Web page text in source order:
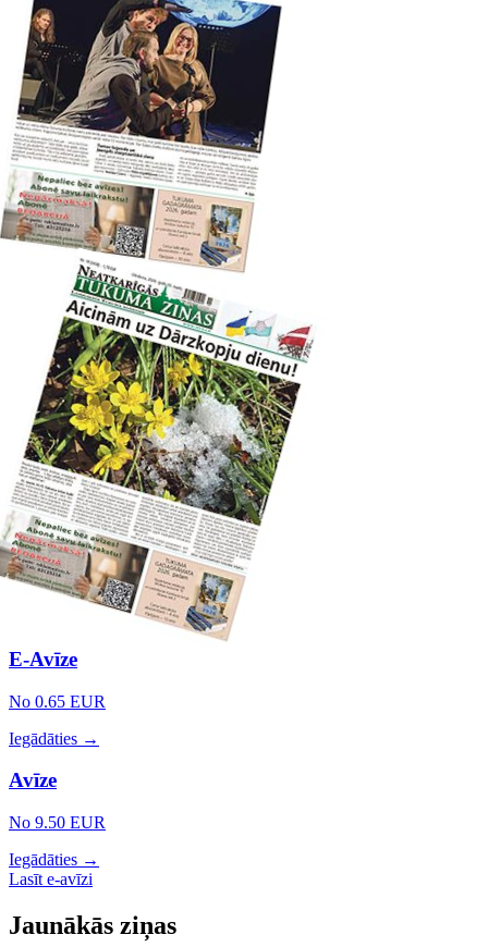
E-Avīze
No 0.65 EUR
Iegādāties →
Avīze
No 9.50 EUR
Iegādāties →
Lasīt e-avīzi
Jaunākās ziņas